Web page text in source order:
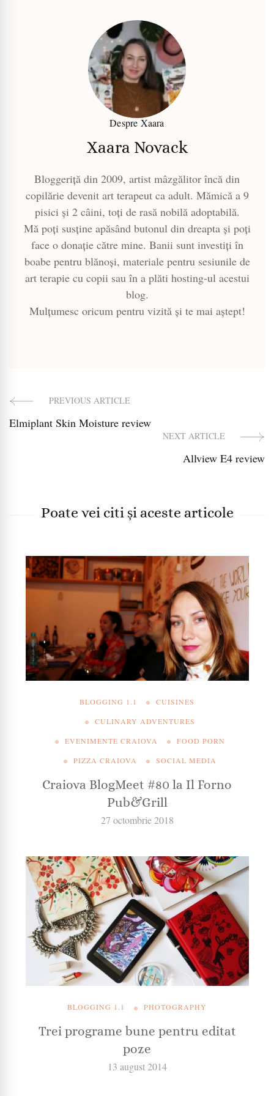
Despre Xaara
Xaara Novack
Bloggeriță din 2009, artist mâzgălitor încă din
copilărie devenit art terapeut ca adult. Mămică a 9
pisici și 2 câini, toți de rasă nobilă adoptabilă.
Mă poți susține apăsând butonul din dreapta și poți
face o donație către mine. Banii sunt investiți în
boabe pentru blănoși, materiale pentru sesiunile de
art terapie cu copii sau în a plăti hosting-ul acestui
blog.
Mulțumesc oricum pentru vizită și te mai aștept!
PostPREVIOUS ARTICLE
Elmiplant Skin Moisture review
NEXT ARTICLE
Allview E4 review
Poate vei citi și aceste articole
BLOGGING 1.1
CUISINES
CULINARY ADVENTURES
EVENIMENTE CRAIOVA
FOOD PORN
PIZZA CRAIOVA
SOCIAL MEDIA
Craiova BlogMeet #80 la Il Forno
Pub&Grill
27 octombrie 2018
BLOGGING 1.1 PHOTOGRAPHY
Trei programe bune pentru editat
poze
13 august 2014